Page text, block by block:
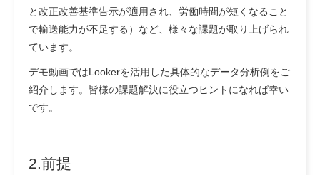
と改正改善基準告示が適用され、労働時間が短くなること
で輸送能力が不足する）など、様々な課題が取り上げられ
ています。
デモ動画ではLookerを活用した具体的なデータ分析例をご
紹介します。皆様の課題解決に役立つヒントになれば幸い
です。
2.前提